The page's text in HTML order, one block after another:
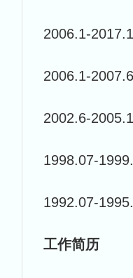
2006.1-
2006.1-
2002.6-
1998.07-
1992.07-
工作简历